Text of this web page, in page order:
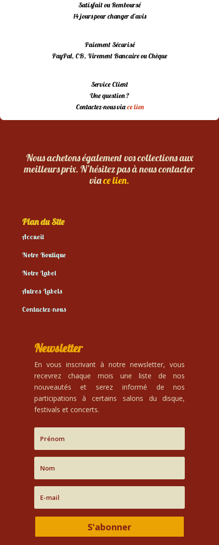
Satisfait ou Remboursé
14 jours pour changer d’avis
Paiement Sécurisé
PayPal, CB, Virement Bancaire ou Chèque
Service Client
Une question ?
Contactez-nous viace lien
Nous achetons également vos collections aux
meilleurs prix. N’hésitez pas à nous contacter
viace lien.
Plan du Site
Accueil
Notre Boutique
Notre Label
Autres Labels
Contactez-nous
Newsletter
En vous inscrivant à notre newsletter, vous
recevrez chaque mois une liste de nos
nouveautés et serez informé de nos
participations à certains salons du disque,
festivals et concerts.
S'abonner